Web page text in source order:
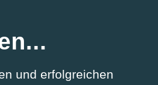
und erfolgreichen